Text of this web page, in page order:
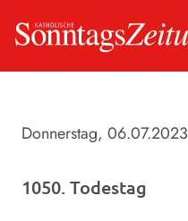
Donnerstag, 06.07.2023
1050. Todestag